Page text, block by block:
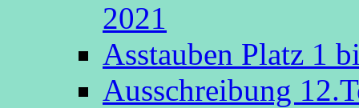
2021
Asstauben Platz 1
Ausschreibung